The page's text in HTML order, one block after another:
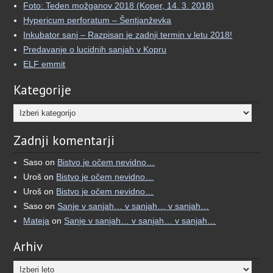
5 months ago
Več kot dve desetletji je minilo, odkar sem se
Kar se je začelo kot iskanje pomena, se je
razvilo v poglobljeno raziskovanje izkušenj, ki
jih je pogosto težko ubesediti.
Zato sem ustvaril aplikacijo Oneiro.
Gre za preprost sanjski dnevnik, ki poleg
zapisovanja omogoča tudi AI interpretacijo san
Foto: Teden možganov 2018 (Koper, 14. 3. 2018)
Hypericum perforatum – Šentjanževka
Inkubator sanj – Razpisan je zadnji termin v letu 2018!
Predavanje o lucidnih sanjah v Kopru
ELF emmit
Kategorije
Kategorije
Zadnji komentarji
Saso on Bistvo je očem nevidno…
Uroš on Bistvo je očem nevidno…
Uroš on Bistvo je očem nevidno…
Saso onSanje v sanjah… v sanjah… v sanjah…
Mateja onSanje v sanjah… v sanjah… v sanjah…
Arhiv